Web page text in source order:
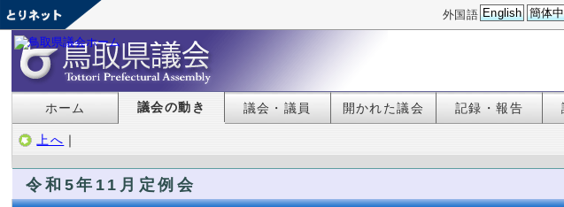
外国語 English 簡体
ホーム 議会の動き 議会・議員 開かれた議会 記録・報告
上へ ｜
令和5年11月定例会